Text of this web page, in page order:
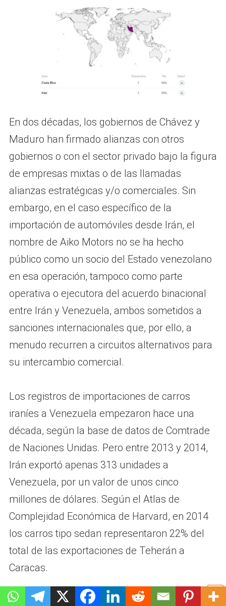
En dos décadas, los gobiernos de Chávez y
Maduro han firmado alianzas con otros
gobiernos o con el sector privado bajo la figura
de empresas mixtas o de las llamadas
alianzas estratégicas y/o comerciales. Sin
embargo, en el caso específico de la
importación de automóviles desde Irán, el
nombre de Aiko Motors no se ha hecho
público como un socio del Estado venezolano
en esa operación, tampoco como parte
operativa o ejecutora del acuerdo binacional
entre Irán y Venezuela, ambos sometidos a
sanciones internacionales que, por ello, a
menudo recurren a circuitos alternativos para
su intercambio comercial.
Los registros de importaciones de carros
iraníes a Venezuela empezaron hace una
década, según la base de datos de Comtrade
de Naciones Unidas. Pero entre 2013 y 2014,
Irán exportó apenas 313 unidades a
Venezuela, por un valor de unos cinco
millones de dólares. Según el Atlas de
Complejidad Económica de Harvard, en 2014
los carros tipo sedan representaron 22% del
total de las exportaciones de Teherán a
Caracas.
Tras un paréntesis de ocho años, en 2022